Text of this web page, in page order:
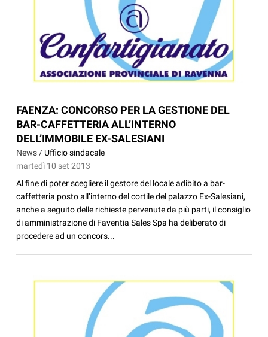
FAENZA: CONCORSO PER LA GESTIONE DEL
BAR-CAFFETTERIA ALL’INTERNO
DELL’IMMOBILE EX-SALESIANI
News / Ufficio sindacale
martedì 10 set 2013
Al fine di poter scegliere il gestore del locale adibito a bar-
caffetteria posto all’interno del cortile del palazzo Ex-Salesiani,
anche a seguito delle richieste pervenute da più parti, il consiglio
di amministrazione di Faventia Sales Spa ha deliberato di
procedere ad un concors...